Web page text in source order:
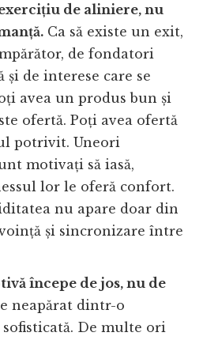
de aliniere, nu
Ca să existe un exit,
de fondatori
și de interese care se
avea un produs bun și
ofertă. Poți avea ofertă
potrivit. Uneori
motivați să iasă,
lor le oferă confort.
nu apare doar din
și sincronizare între
începe de jos, nu de
neapărat dintr-o
De multe ori